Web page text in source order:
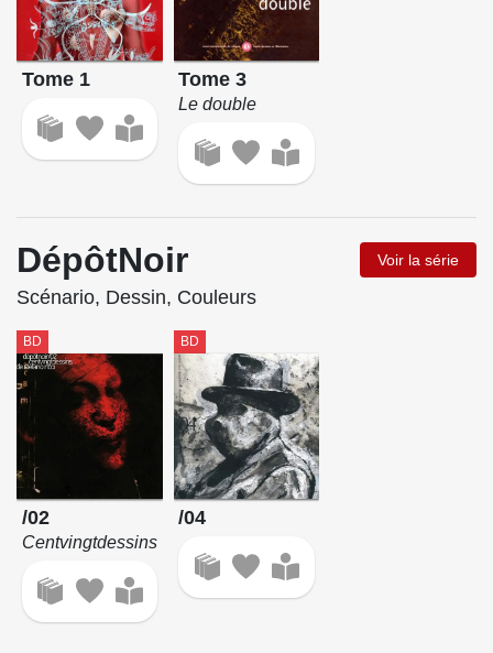
Tome 1 Tome 3
Le double
DépôtNoir Voir la série
Scénario, Dessin, Couleurs
BD
/02
Centvingtdessins
BD
/04